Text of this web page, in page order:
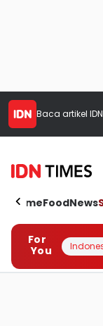
Baca artikel
HomeFoodNews
For
You